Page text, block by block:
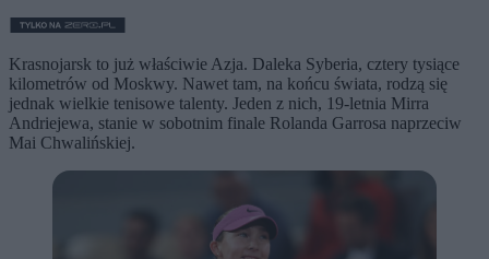
Krasnojarsk to już właściwie Azja. Daleka Syberia, cztery tysiące
kilometrów od Moskwy. Nawet tam, na końcu świata, rodzą się
jednak wielkie tenisowe talenty. Jeden z nich, 19-letnia Mirra
Andriejewa, stanie w sobotnim finale Rolanda Garrosa naprzeciw
Mai Chwalińskiej.